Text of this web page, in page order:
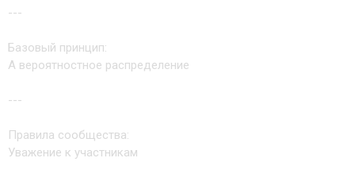
---
Базовый принцип:
А вероятностное распределение
---
Правила сообщества:
Уважение к участникам